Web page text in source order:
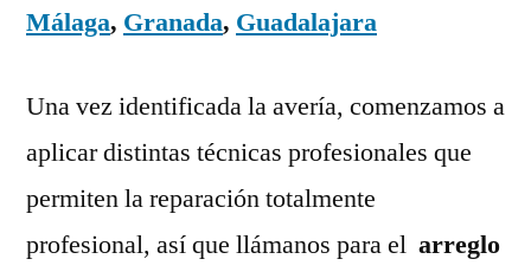
Málaga, Granada, Guadalajara
Una vez identificada la avería, comenzamos a
aplicar distintas técnicas profesionales que
permiten la reparación totalmente
profesional, así que llámanos para el arreglo